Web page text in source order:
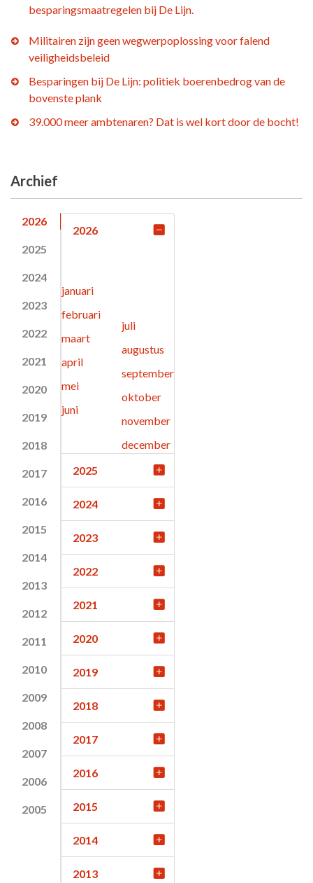
besparingsmaatregelen bij De Lijn.
Militairen zijn geen wegwerpoplossing voor falend
veiligheidsbeleid
Besparingen bij De Lijn: politiek boerenbedrog van de
bovenste plank
39.000 meer ambtenaren? Dat is wel kort door de bocht!
Archief
2026
2025
2024
2023
2022
2021
2020
2019
2018
2017
2016
2015
2014
2013
2012
2011
2010
2009
2008
2007
2006
2005
2026
januari
februari
maart
april
mei
juni
juli
augustus
september
oktober
november
december
2025
2024
2023
2022
2021
2020
2019
2018
2017
2016
2015
2014
2013